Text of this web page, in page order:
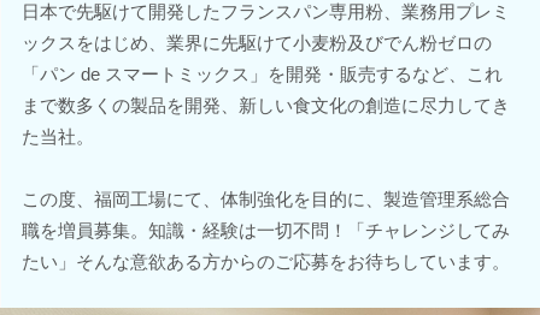
日本で先駆けて開発したフランスパン専用粉、業務用プレミ
ックスをはじめ、業界に先駆けて小麦粉及びでん粉ゼロの
「パン de スマートミックス」を開発・販売するなど、これ
まで数多くの製品を開発、新しい食文化の創造に尽力してき
た当社。
この度、福岡工場にて、体制強化を目的に、製造管理系総合
職を増員募集。知識・経験は一切不問！「チャレンジしてみ
たい」そんな意欲ある方からのご応募をお待ちしています。